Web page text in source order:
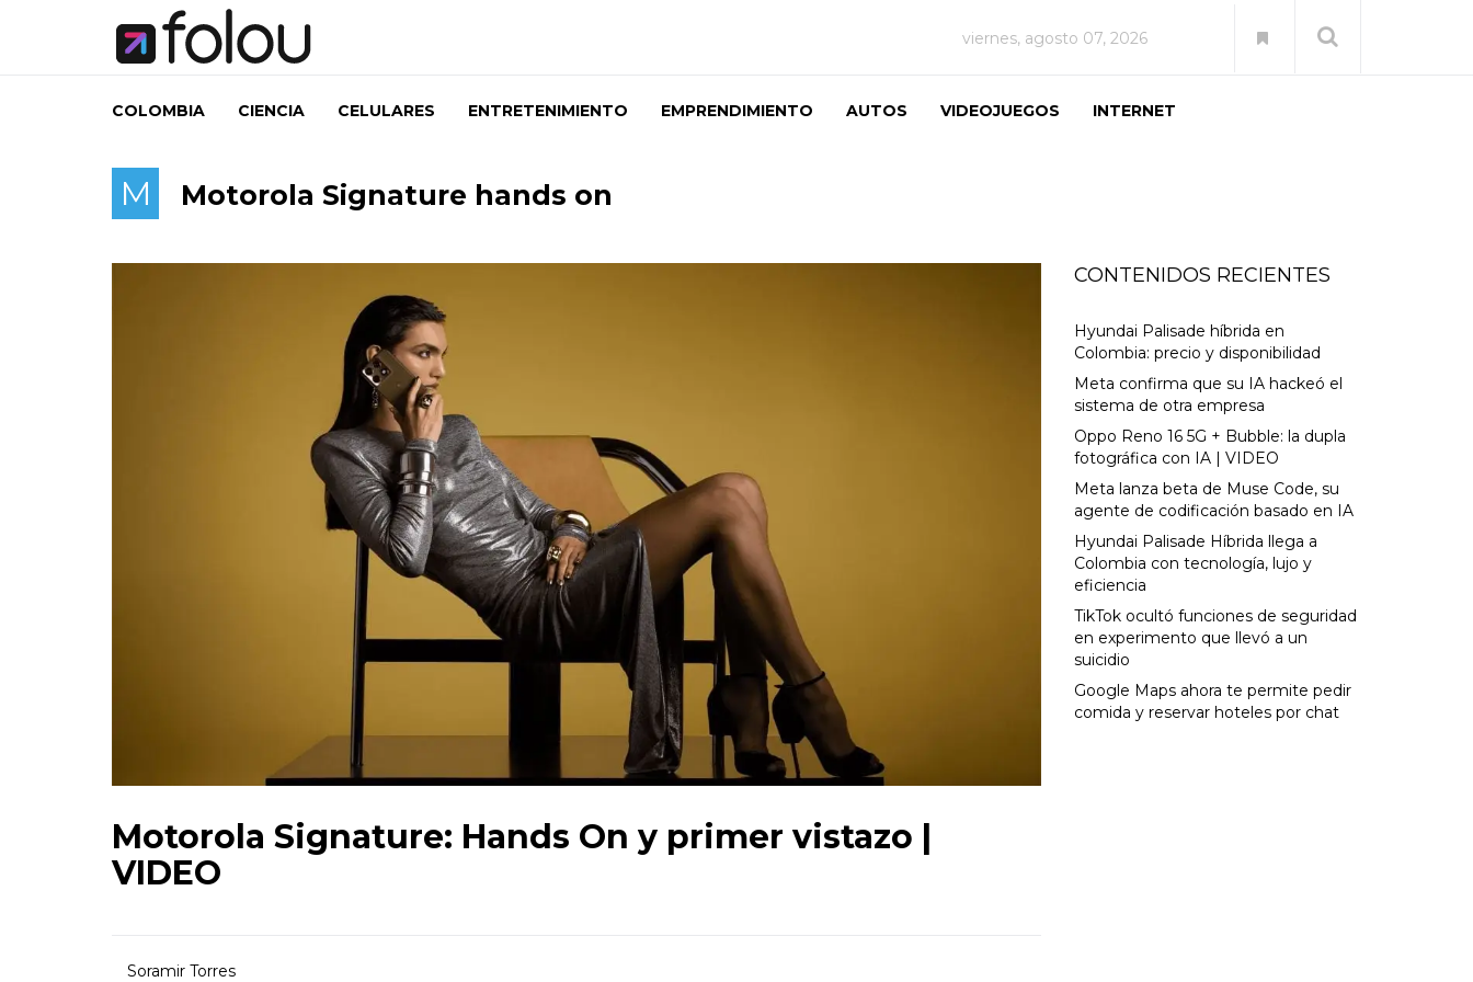
viernes, agosto 07, 2026
COLOMBIA CIENCIA CELULARES ENTRETENIMIENTO EMPRENDIMIENTO AUTOS VIDEOJUEGOS INTERNET
M Motorola Signature hands on
Motorola Signature: Hands On y primer vistazo |
VIDEO
Soramir Torres
CONTENIDOS RECIENTES
Hyundai Palisade híbrida en
Colombia: precio y disponibilidad
Meta confirma que su IA hackeó el
sistema de otra empresa
Oppo Reno 16 5G + Bubble: la dupla
fotográfica con IA | VIDEO
Meta lanza beta de Muse Code, su
agente de codificación basado en IA
Hyundai Palisade Híbrida llega a
Colombia con tecnología, lujo y
eficiencia
TikTok ocultó funciones de seguridad
en experimento que llevó a un
suicidio
Google Maps ahora te permite pedir
comida y reservar hoteles por chat